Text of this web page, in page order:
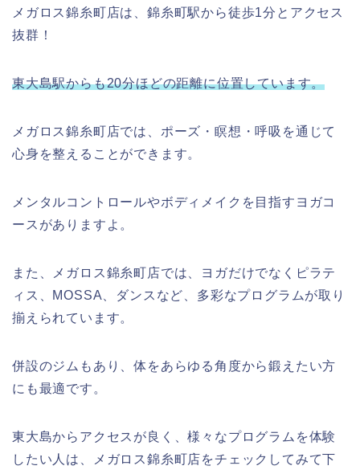
メガロス錦糸町店は、錦糸町駅から徒歩1分とアクセス
抜群！
東大島駅からも20分ほどの距離に位置しています。
メガロス錦糸町店では、ポーズ・瞑想・呼吸を通じて
心身を整えることができます。
メンタルコントロールやボディメイクを目指すヨガコ
ースがありますよ。
また、メガロス錦糸町店では、ヨガだけでなくピラテ
ィス、MOSSA、ダンスなど、多彩なプログラムが取り
揃えられています。
併設のジムもあり、体をあらゆる角度から鍛えたい方
にも最適です。
東大島からアクセスが良く、様々なプログラムを体験
したい人は、メガロス錦糸町店をチェックしてみて下